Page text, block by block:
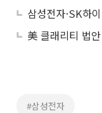
#삼성전자